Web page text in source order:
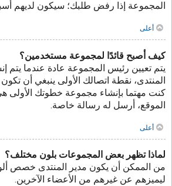
المجموعة إذا رفض طلبك؛ سيكون لديهم
أعلى
كيف أصبح قائدًا لمجموعة مستخدمين؟
يتم تعيين رئيس المجموعة عادة عندما يتم
المنتدى، نقطة اتصالك الأولى ينبغي أن
كنت مهتما بإنشاء مجموعة خطوتك الأولى
الموقع، أرسل له رسالة خاصة.
أعلى
لماذا تظهر بعض المجموعات بلون مختلف؟
من الممكن أن يكون مدير المنتدى خصص
ليميزهم عن غيرهم من الأعضاء الآخرين.